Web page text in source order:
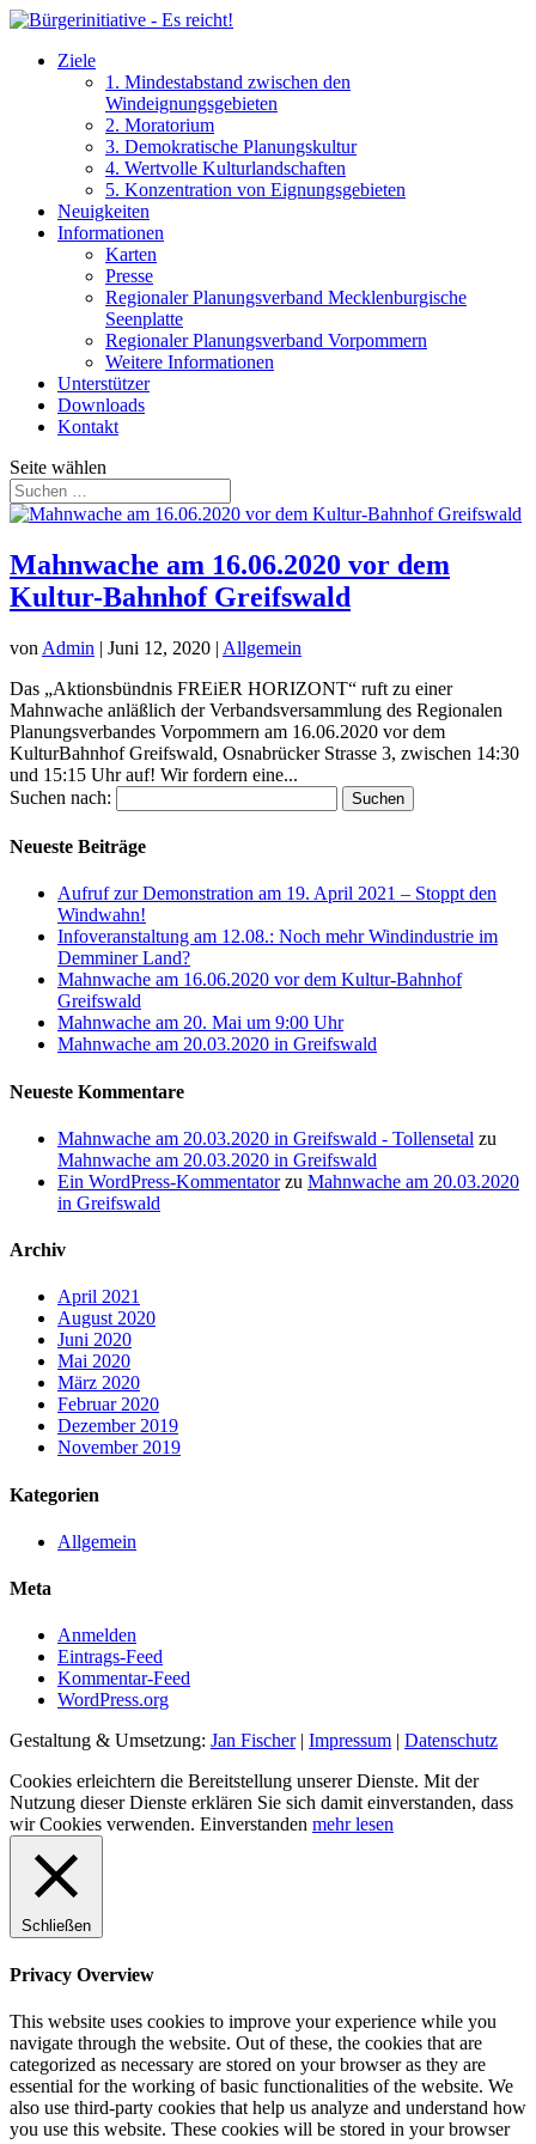
Ziele
1. Mindestabstand zwischen den
Windeignungsgebieten
2. Moratorium
3. Demokratische Planungskultur
4. Wertvolle Kulturlandschaften
5. Konzentration von Eignungsgebieten
Neuigkeiten
Informationen
Karten
Presse
Regionaler Planungsverband Mecklenburgische
Seenplatte
Regionaler Planungsverband Vorpommern
Weitere Informationen
Unterstützer
Downloads
Kontakt
Seite wählen
Mahnwache am 16.06.2020 vor dem
Kultur-Bahnhof Greifswald
von Admin | Juni 12, 2020 | Allgemein
Das „Aktionsbündnis FREiER HORIZONT“ ruft zu einer
Mahnwache anläßlich der Verbandsversammlung des Regionalen
Planungsverbandes Vorpommern am 16.06.2020 vor dem
KulturBahnhof Greifswald, Osnabrücker Strasse 3, zwischen 14:30
und 15:15 Uhr auf! Wir fordern eine...
Suchen nach:
Neueste Beiträge
Aufruf zur Demonstration am 19. April 2021 – Stoppt den
Windwahn!
Infoveranstaltung am 12.08.: Noch mehr Windindustrie im
Demminer Land?
Mahnwache am 16.06.2020 vor dem Kultur-Bahnhof
Greifswald
Mahnwache am 20. Mai um 9:00 Uhr
Mahnwache am 20.03.2020 in Greifswald
Neueste Kommentare
Mahnwache am 20.03.2020 in Greifswald - Tollensetal zu
Mahnwache am 20.03.2020 in Greifswald
Ein WordPress-Kommentatorzu Mahnwache am 20.03.2020
in Greifswald
Archiv
April 2021
August 2020
Juni 2020
Mai 2020
März 2020
Februar 2020
Dezember 2019
November 2019
Kategorien
Allgemein
Meta
Anmelden
Eintrags-Feed
Kommentar-Feed
WordPress.org
Gestaltung & Umsetzung: Jan Fischer| Impressum
Datenschutz
Cookies erleichtern die Bereitstellung unserer Dienste. Mit der
Nutzung dieser Dienste erklären Sie sich damit einverstanden, dass
wir Cookies verwenden. Einverstanden mehr lesen
Schließen
Privacy Overview
This website uses cookies to improve your experience while you
navigate through the website. Out of these, the cookies that are
categorized as necessary are stored on your browser as they are
essential for the working of basic functionalities of the website. We
also use third-party cookies that help us analyze and understand how
you use this website. These cookies will be stored in your browser